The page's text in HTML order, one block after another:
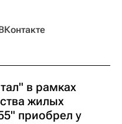
в рамках
жилых
приобрел у